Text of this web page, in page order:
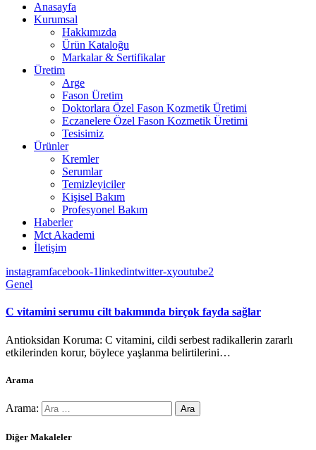
Anasayfa
Kurumsal
Hakkımızda
Ürün Kataloğu
Markalar & Sertifikalar
Üretim
Arge
Fason Üretim
Doktorlara Özel Fason Kozmetik Üretimi
Eczanelere Özel Fason Kozmetik Üretimi
Tesisimiz
Ürünler
Kremler
Serumlar
Temizleyiciler
Kişisel Bakım
Profesyonel Bakım
Haberler
Mct Akademi
İletişim
instagramfacebook-1linkedintwitter-xyoutube2
Genel
C vitamini serumu cilt bakımında birçok fayda sağlar
Antioksidan Koruma: C vitamini, cildi serbest radikallerin zararlı
etkilerinden korur, böylece yaşlanma belirtilerini…
Arama
Arama:
Diğer Makaleler